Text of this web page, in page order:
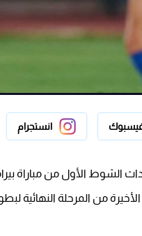
انستجرام
من المرحلة النهائية